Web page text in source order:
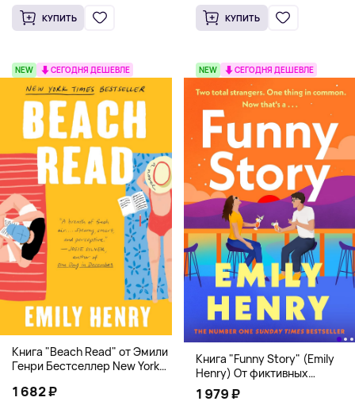
КУПИТЬ КУПИТЬ
NEW СЕГОДНЯ ДЕШЕВЛЕ
Книга "Beach Read" от Эмили
Генри Бестселлер New York
1 682 ₽
NEW СЕГОДНЯ ДЕШЕВЛЕ
Книга "Funny Story" (Emily
Henry) От фиктивных
свиданий к реальной любви
1 979 ₽